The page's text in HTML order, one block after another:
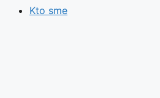
Kto sme